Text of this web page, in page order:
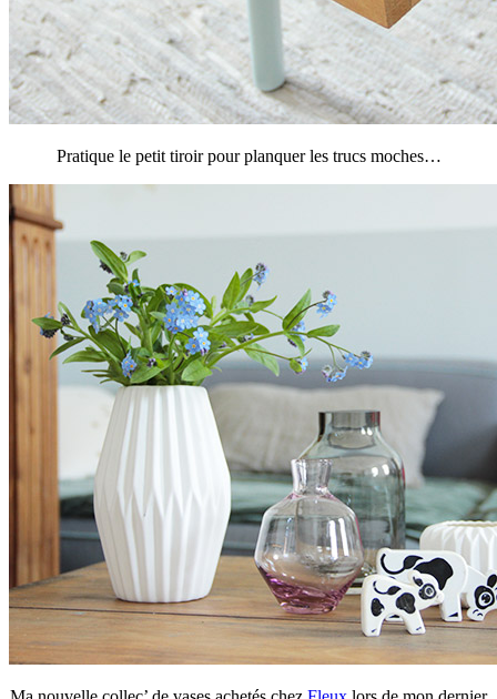
Pratique le petit tiroir pour planquer les trucs moches…